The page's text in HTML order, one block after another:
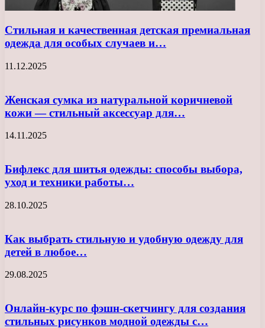
Стильная и качественная детская премиальная
одежда для особых случаев и…
11.12.2025
Женская сумка из натуральной коричневой
кожи — стильный аксессуар для…
14.11.2025
Бифлекс для шитья одежды: способы выбора,
уход и техники работы…
28.10.2025
Как выбрать стильную и удобную одежду для
детей в любое…
29.08.2025
Онлайн-курс по фэшн-скетчингу для создания
стильных рисунков модной одежды с…